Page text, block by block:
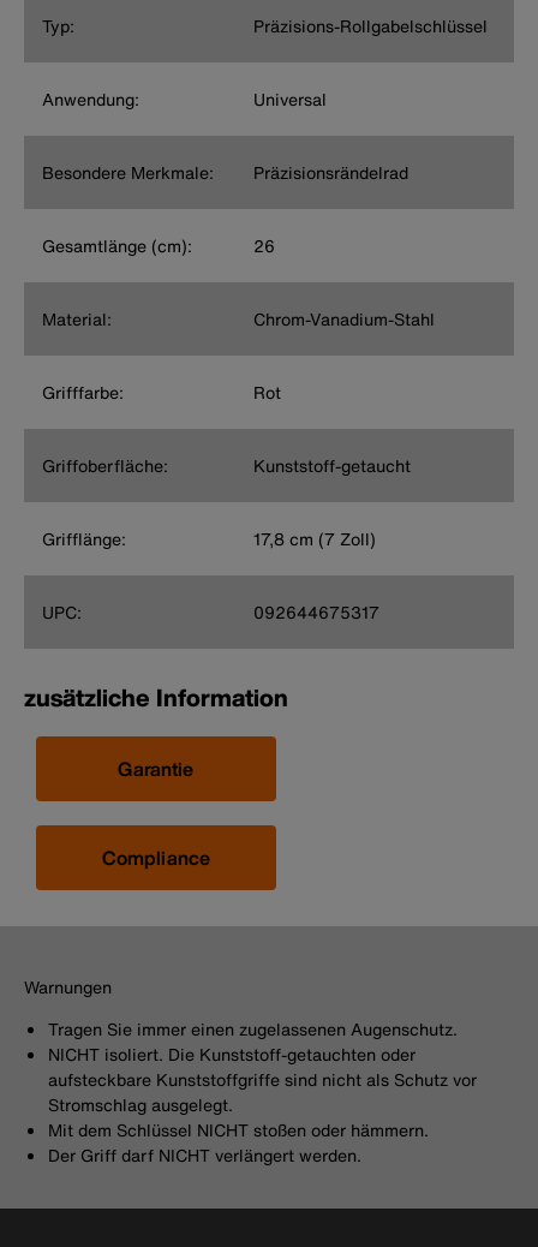
Typ: Präzisions-Rollgabelschlüssel
Anwendung: Universal
Besondere Merkmale: Präzisionsrändelrad
Gesamtlänge (cm): 26
Material: Chrom-Vanadium-Stahl
Grifffarbe: Rot
Griffoberfläche: Kunststoff-getaucht
Grifflänge: 17,8 cm (7 Zoll)
UPC: 092644675317
zusätzliche Information
Garantie
Compliance
Warnungen
Tragen Sie immer einen zugelassenen Augenschutz.
NICHT isoliert. Die Kunststoff-getauchten oder
aufsteckbare Kunststoffgriffe sind nicht als Schutz vor
Stromschlag ausgelegt.
Mit dem Schlüssel NICHT stoßen oder hämmern.
Der Griff darf NICHT verlängert werden.